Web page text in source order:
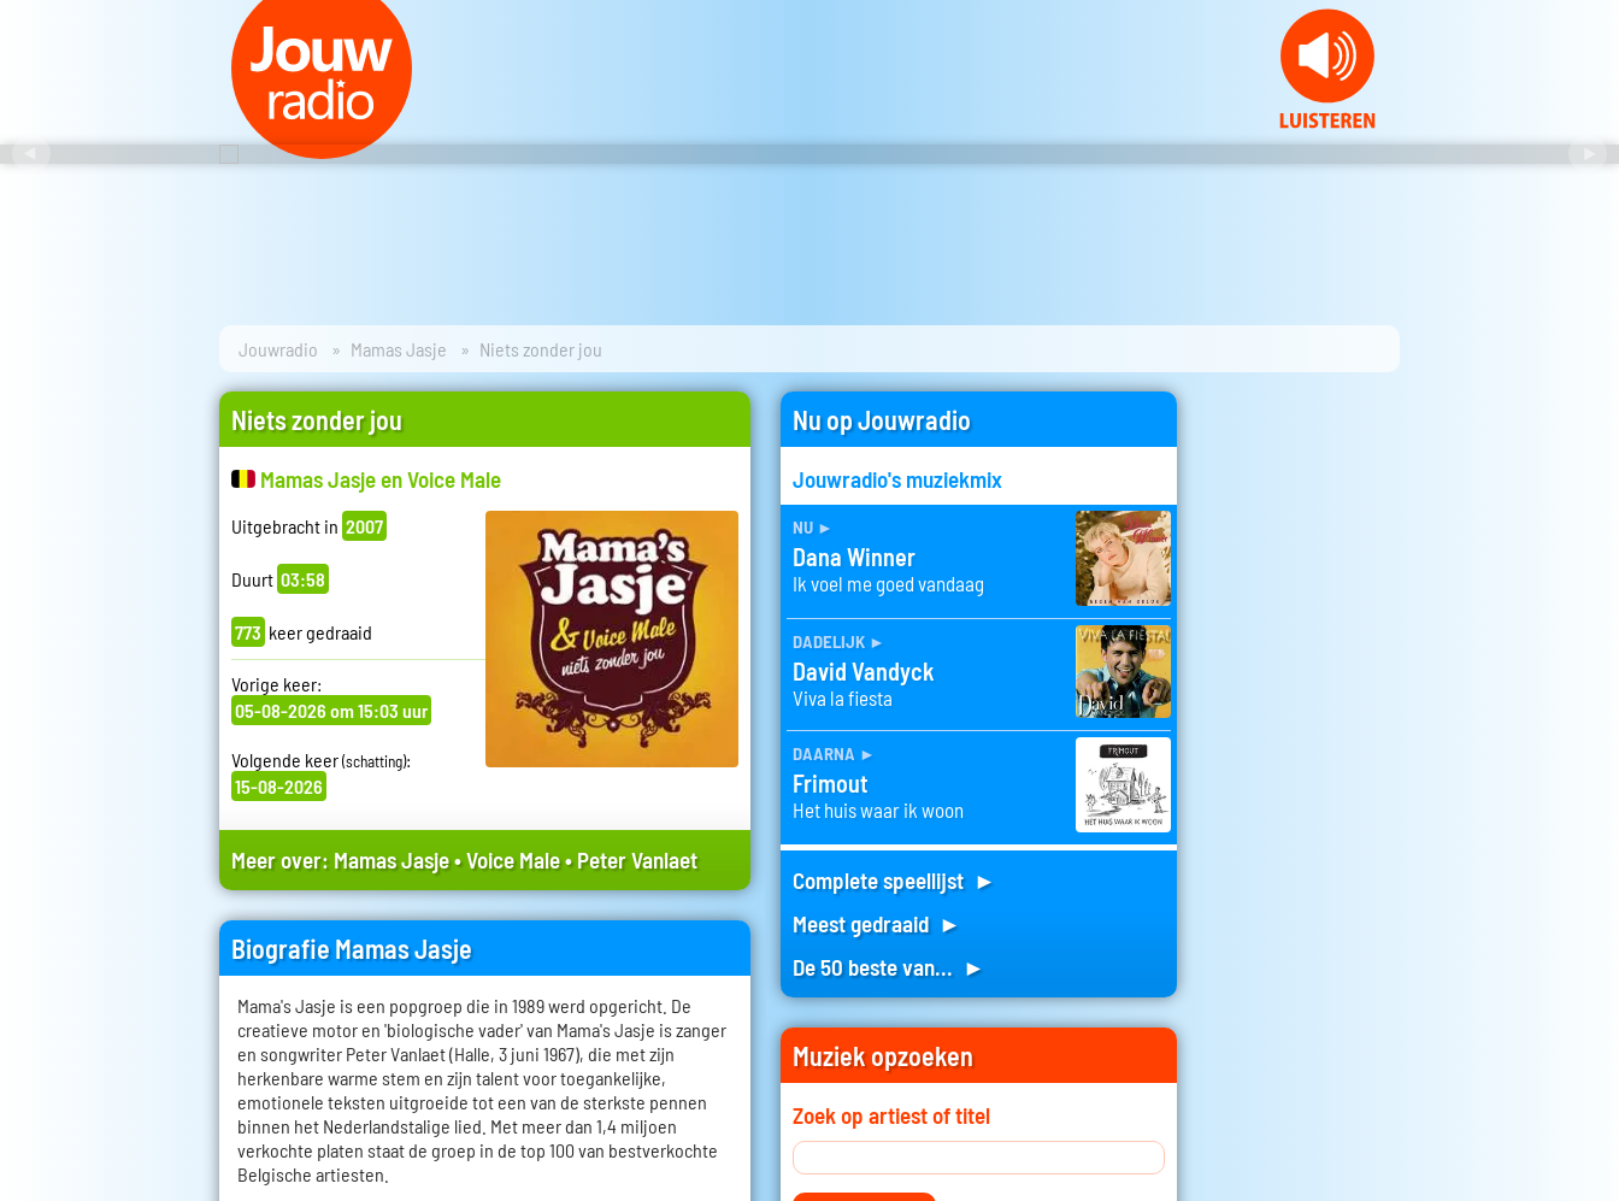
Jouwradio Mamas Jasje Niets zonder jou
Niets zonder jou
Mamas Jasje en Voice Male
Uitgebracht in 2007
Duurt 03:58
773 keer gedraaid
Vorige keer:
05-08-2026 om 15:03 uur
Volgende keer(schatting):
15-08-2026
Meer over: Mamas Jasje•Voice Male•Peter Vanlaet
Biografie Mamas Jasje
Mama's Jasje is een popgroep die in 1989 werd opgericht. De
creatieve motor en 'biologische vader' van Mama's Jasje is zanger
en songwriter Peter Vanlaet (Halle, 3 juni 1967), die met zijn
herkenbare warme stem en zijn talent voor toegankelijke,
emotionele teksten uitgroeide tot een van de sterkste pennen
binnen het Nederlandstalige lied. Met meer dan 1,4 miljoen
verkochte platen staat de groep in de top 100 van bestverkochte
Belgische artiesten.
Nu op Jouwradio
Jouwradio's muziekmix
nu ►
Dana Winner
Ik voel me goed vandaag
dadelijk ►
David Vandyck
Viva la fiesta
daarna ►
Frimout
Het huis waar ik woon
Complete speellijst ►
Meest gedraaid ►
De 50 beste van... ►
Muziek opzoeken
Zoek op artiest of titel